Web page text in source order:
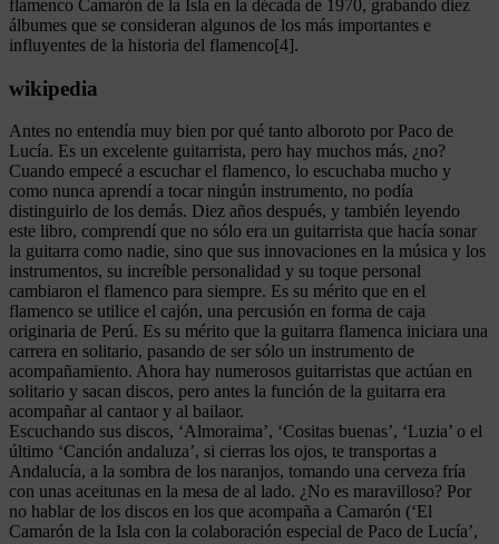
flamenco Camarón de la Isla en la década de 1970, grabando diez
álbumes que se consideran algunos de los más importantes e
influyentes de la historia del flamenco[4].
wikipedia
Antes no entendía muy bien por qué tanto alboroto por Paco de
Lucía. Es un excelente guitarrista, pero hay muchos más, ¿no?
Cuando empecé a escuchar el flamenco, lo escuchaba mucho y
como nunca aprendí a tocar ningún instrumento, no podía
distinguirlo de los demás. Diez años después, y también leyendo
este libro, comprendí que no sólo era un guitarrista que hacía sonar
la guitarra como nadie, sino que sus innovaciones en la música y los
instrumentos, su increíble personalidad y su toque personal
cambiaron el flamenco para siempre. Es su mérito que en el
flamenco se utilice el cajón, una percusión en forma de caja
originaria de Perú. Es su mérito que la guitarra flamenca iniciara una
carrera en solitario, pasando de ser sólo un instrumento de
acompañamiento. Ahora hay numerosos guitarristas que actúan en
solitario y sacan discos, pero antes la función de la guitarra era
acompañar al cantaor y al bailaor.
Escuchando sus discos, ‘Almoraima’, ‘Cositas buenas’, ‘Luzia’ o el
último ‘Canción andaluza’, si cierras los ojos, te transportas a
Andalucía, a la sombra de los naranjos, tomando una cerveza fría
con unas aceitunas en la mesa de al lado. ¿No es maravilloso? Por
no hablar de los discos en los que acompaña a Camarón (‘El
Camarón de la Isla con la colaboración especial de Paco de Lucía’,